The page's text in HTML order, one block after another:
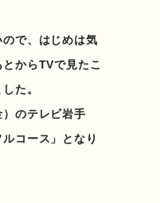
で、はじめは気
からTVで見たこ
た。
）のテレビ岩手
コース」となり